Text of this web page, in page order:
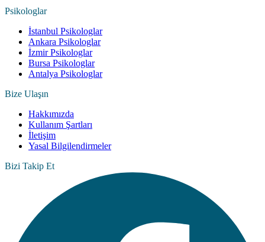
Psikologlar
İstanbul Psikologlar
Ankara Psikologlar
İzmir Psikologlar
Bursa Psikologlar
Antalya Psikologlar
Bize Ulaşın
Hakkımızda
Kullanım Şartları
İletişim
Yasal Bilgilendirmeler
Bizi Takip Et